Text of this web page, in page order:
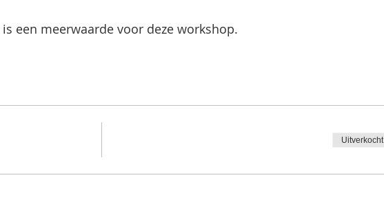
een meerwaarde voor deze workshop.
Uitverkocht